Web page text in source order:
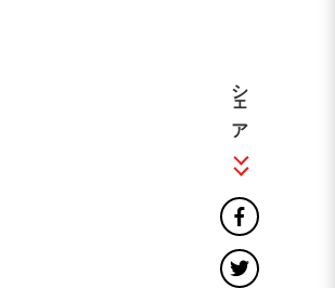
シェア